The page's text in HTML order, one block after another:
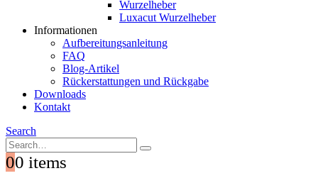
Wurzelheber
Luxacut Wurzelheber
Informationen
Aufbereitungsanleitung
FAQ
Blog-Artikel
Rückerstattungen und Rückgabe
Downloads
Kontakt
Search
00 items